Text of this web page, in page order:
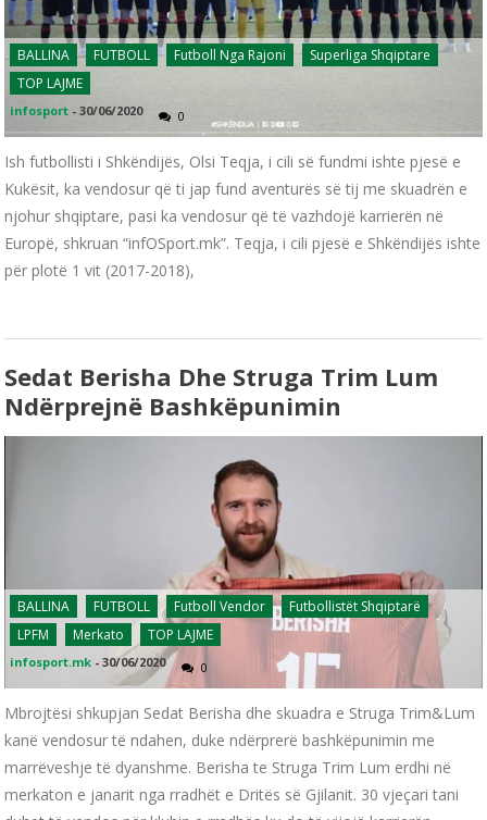
BALLINA FUTBOLL Futboll Nga Rajoni
Superliga Shqiptare
TOP LAJME
infosport -30/06/2020 0
Ish futbollisti i Shkëndijës, Olsi Teqja, i cili së fundmi ishte pjesë e
Kukësit, ka vendosur që ti jap fund aventurës së tij me skuadrën e
njohur shqiptare, pasi ka vendosur që të vazhdojë karrierën në
Europë, shkruan “infOSport.mk”. Teqja, i cili pjesë e Shkëndijës ishte
për plotë 1 vit (2017-2018),
Sedat Berisha Dhe Struga Trim Lum
Ndërprejnë Bashkëpunimin
BALLINA FUTBOLL Futboll Vendor
Futbollistët Shqiptarë
LPFM
Merkato TOP LAJME
infosport.mk -30/06/2020 0
Mbrojtësi shkupjan Sedat Berisha dhe skuadra e Struga Trim&Lum
kanë vendosur të ndahen, duke ndërprerë bashkëpunimin me
marrëveshje të dyanshme. Berisha te Struga Trim Lum erdhi në
merkaton e janarit nga rradhët e Dritës së Gjilanit. 30 vjeçari tani